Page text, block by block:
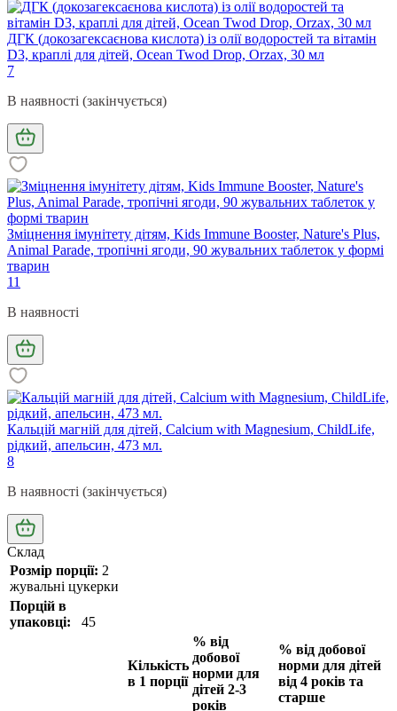
ДГК (докозагексаєнова кислота) із олії водоростей та вітамін
D3, краплі для дітей, Ocean Twod Drop, Orzax, 30 мл
7
В наявності (закінчується)
Зміцнення імунітету дітям, Kids Immune Booster, Nature's Plus,
Animal Parade, тропічні ягоди, 90 жувальних таблеток у формі
тварин
11
В наявності
Кальцій магній для дітей, Calcium with Magnesium, ChildLife,
рідкий, апельсин, 473 мл.
8
В наявності (закінчується)
Склад
Розмір порції: 2
жувальні цукерки
Порцій в
упаковці:
45
Кількість
в 1 порції
% від
добової
норми для
дітей 2-3
років
% від добової
норми для дітей
від 4 років та
старше